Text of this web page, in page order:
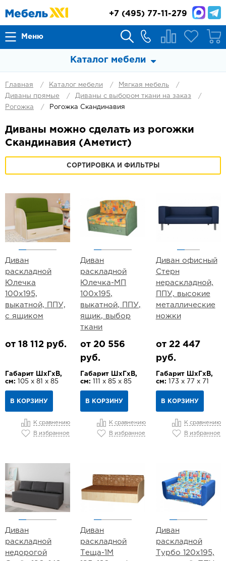
Меню
+7 (495) 77-11-279
Каталог мебели
Главная Каталог мебели
Мягкая мебель
Диваны прямые
Диваны с выбором ткани на заказ
Рогожка
Рогожка Скандинавия
Диваны можно сделать из рогожки
Скандинавия (Аметист)
СОРТИРОВКА И ФИЛЬТРЫ
Диван
раскладной
Юлечка
100х195,
выкатной, ППУ,
с ящиком
от 18 112 руб.
Габарит ШхГхВ,
см: 105 х 81 х 85
В КОРЗИНУ
К сравнению
В избранное
Диван
раскладной
Юлечка-МП
100х195,
выкатной, ППУ,
ящик, выбор
ткани
от 20 556
руб.
Габарит ШхГхВ,
см:
111 х 85 х 85
В КОРЗИНУ
К сравнению
В избранное
Диван офисный
Стерн
нераскладной,
ППУ, высокие
металлические
ножки
от 22 447
руб.
Габарит ШхГхВ,
см: 173 х 77 х 71
В КОРЗИНУ
К сравнению
В избранное
Диван
раскладной
недорогой
Диван
раскладной
Теща-1М
Диван
раскладной
Турбо 120х195,